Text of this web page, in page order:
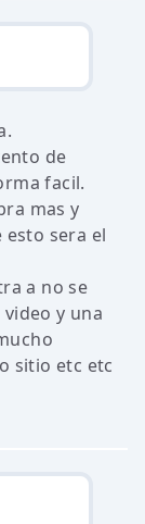
de
facil.
mas y
sera el
a no se
y una
sitio etc etc